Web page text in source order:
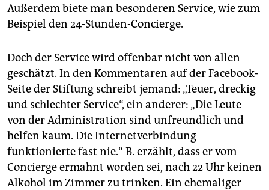
Außerdem biete man besonderen Service, wie zum
Beispiel den 24-Stunden-Concierge.
Doch der Service wird offenbar nicht von allen
geschätzt. In den Kommentaren auf der Facebook-
Seite der Stiftung schreibt jemand: „Teuer, dreckig
und schlechter Service“, ein anderer: „Die Leute
von der Administration sind unfreundlich und
helfen kaum. Die Internetverbindung
funktionierte fast nie.“ B. erzählt, dass er vom
Concierge ermahnt worden sei, nach 22 Uhr keinen
Alkohol im Zimmer zu trinken. Ein ehemaliger